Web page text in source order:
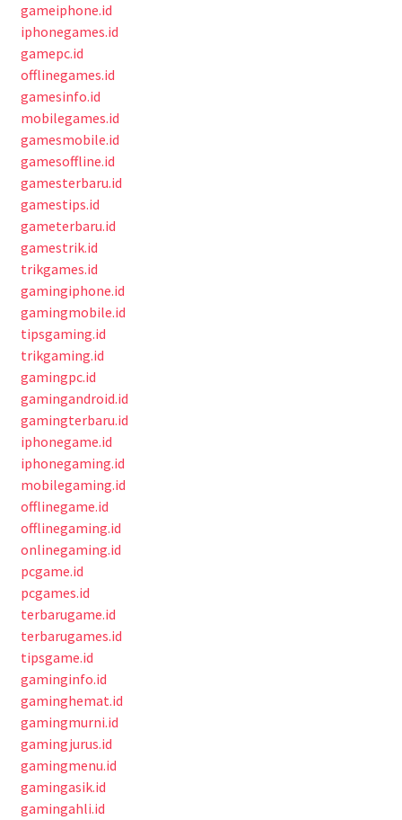
gameiphone.id
iphonegames.id
gamepc.id
offlinegames.id
gamesinfo.id
mobilegames.id
gamesmobile.id
gamesoffline.id
gamesterbaru.id
gamestips.id
gameterbaru.id
gamestrik.id
trikgames.id
gamingiphone.id
gamingmobile.id
tipsgaming.id
trikgaming.id
gamingpc.id
gamingandroid.id
gamingterbaru.id
iphonegame.id
iphonegaming.id
mobilegaming.id
offlinegame.id
offlinegaming.id
onlinegaming.id
pcgame.id
pcgames.id
terbarugame.id
terbarugames.id
tipsgame.id
gaminginfo.id
gaminghemat.id
gamingmurni.id
gamingjurus.id
gamingmenu.id
gamingasik.id
gamingahli.id